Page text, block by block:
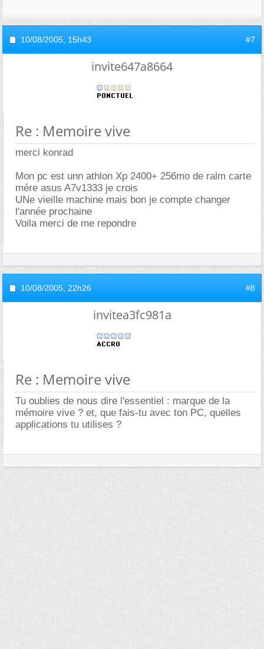
10/08/2005, 15h43 #7
invite647a8664
Re : Memoire vive
merci konrad
Mon pc est unn athlon Xp 2400+ 256mo de ralm carte
mére asus A7v1333 je crois
UNe vieille machine mais bon je compte changer
l'année prochaine
Voila merci de me repondre
10/08/2005, 22h26 #8
invitea3fc981a
Re : Memoire vive
Tu oublies de nous dire l'essentiel : marque de la
mémoire vive ? et, que fais-tu avec ton PC, quelles
applications tu utilises ?